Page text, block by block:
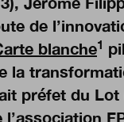
de
blanche1
la
préfet du